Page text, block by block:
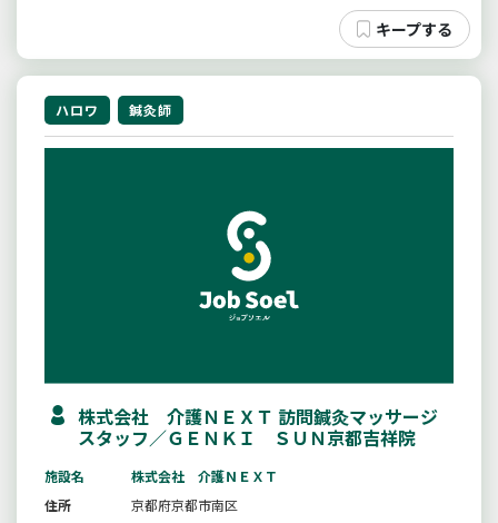
ハロワ 鍼灸師
株式会社 介護ＮＥＸＴ 訪問鍼灸マッサージ
スタッフ／ＧＥＮＫＩ ＳＵＮ京都吉祥院
施設名
株式会社 介護ＮＥＸＴ
住所
京都府京都市南区